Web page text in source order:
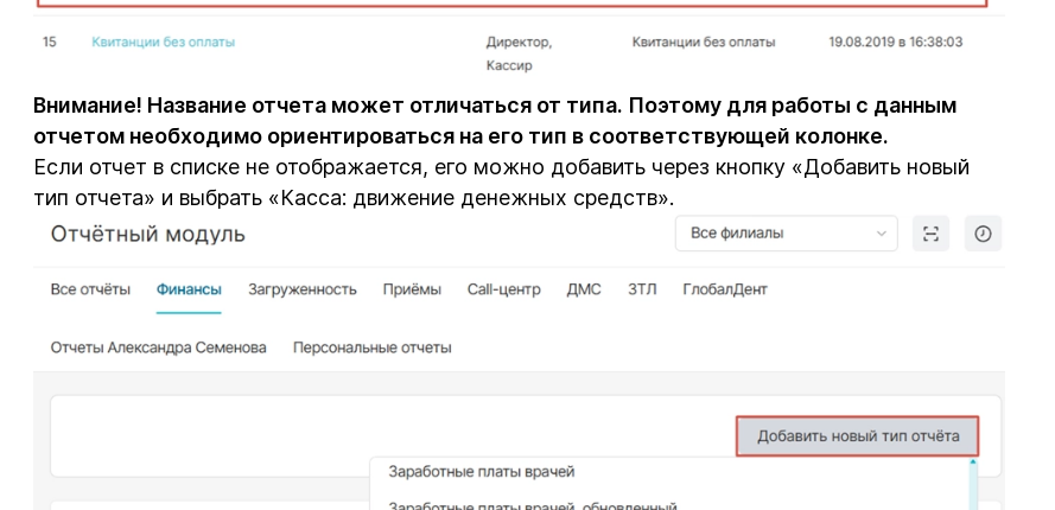
Внимание! Название отчета может отличаться от типа. Поэтому для работы с данным
отчетом необходимо ориентироваться на его тип в соответствующей колонке.
Если отчет в списке не отображается, его можно добавить через кнопку «Добавить новый
тип отчета» и выбрать «Касса: движение денежных средств».